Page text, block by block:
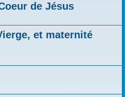
de Jésus
et maternité